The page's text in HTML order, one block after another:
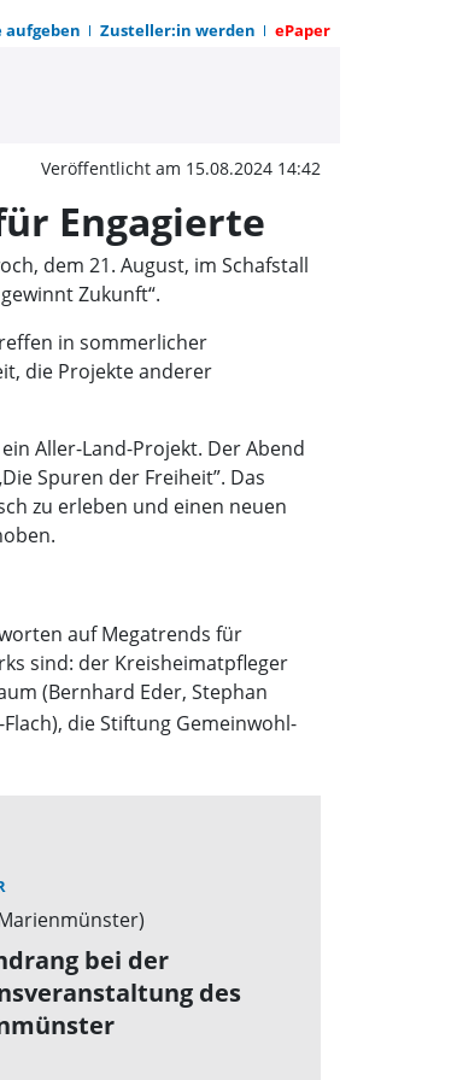
aufgeben Zusteller:in werden ePaper
Veröffentlicht am 15.08.2024 14:42
Engagierte
dem 21. August, im Schafstall
Zukunft“.
in sommerlicher
die Projekte anderer
Aller-Land-Projekt. Der Abend
Spuren der Freiheit”. Das
zu erleben und einen neuen
auf Megatrends für
sind: der Kreisheimatpfleger
(Bernhard Eder, Stephan
die Stiftung Gemeinwohl-
bei der
des